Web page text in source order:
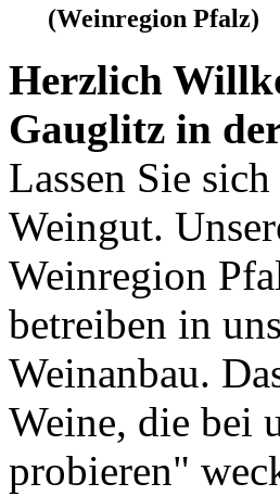
(Weinregion Pfalz)
Herzlich
Gauglitz in
Lassen Sie
Weingut.
Weinregion
betreiben in
Weinanbau.
Weine, die bei
probieren"